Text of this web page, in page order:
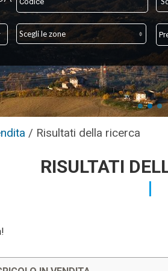
Scegli le zone
/ Risultati della ricerca
RISULTATI